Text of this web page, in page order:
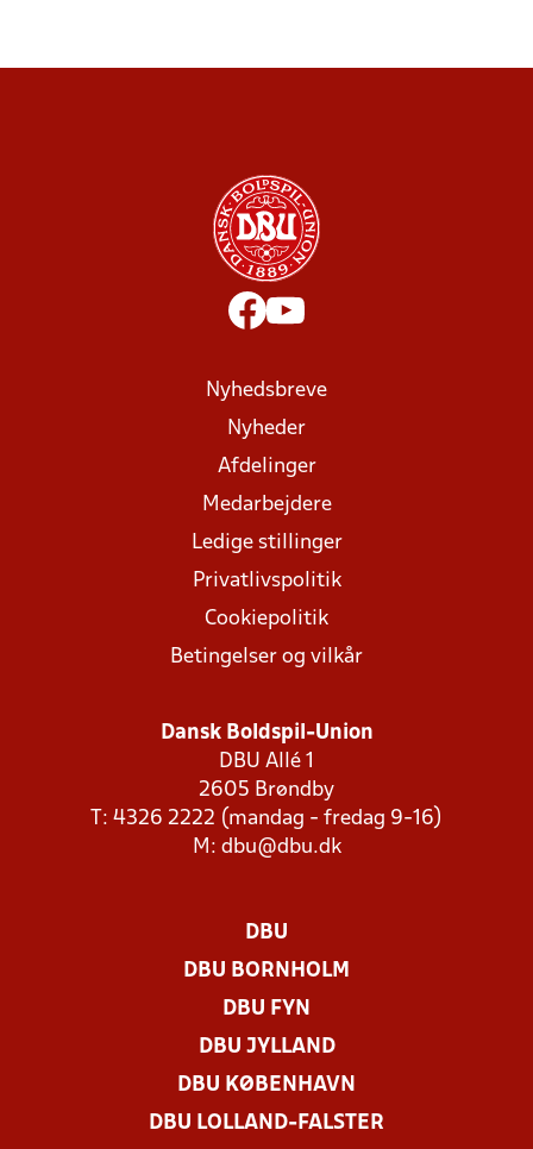
Nyhedsbreve
Nyheder
Afdelinger
Medarbejdere
Ledige stillinger
Privatlivspolitik
Cookiepolitik
Betingelser og vilkår
Dansk Boldspil-Union
DBU Allé 1
2605 Brøndby
T: 4326 2222 (mandag - fredag 9-16)
M: dbu@dbu.dk
DBU
DBU BORNHOLM
DBU FYN
DBU JYLLAND
DBU KØBENHAVN
DBU LOLLAND-FALSTER